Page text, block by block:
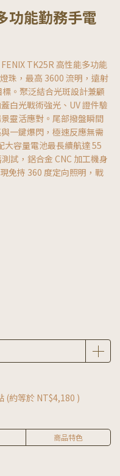
功能勤務手電
TK25R 高性能多功能
珠，最高 3600 流明，遠射
。聚泛結合光斑設計兼顧
白光戰術強光、UV 證件驗
靈活應對。尾部撥盤瞬間
一鍵爆閃，極速反應無需
大容量電池最長續航達 55
試，鋁合金 CNC 加工機身
免持 360 度定向照明，戰
(約等於NT$4,180 )
商品特色